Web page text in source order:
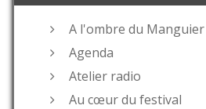
A l'ombre du Manguier
Agenda
Atelier radio
Au cœur du festival